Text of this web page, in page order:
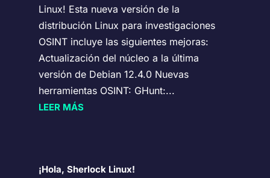
Linux! Esta nueva versión de la
distribución Linux para investigaciones
OSINT incluye las siguientes mejoras:
Actualización del núcleo a la última
versión de Debian 12.4.0 Nuevas
herramientas OSINT: GHunt:...
LEER MÁS
¡Hola, Sherlock Linux!